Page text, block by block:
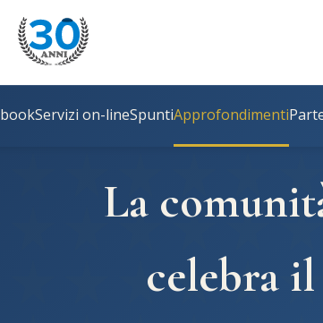
Servizi on-lineSpuntiApprofondimenti
La
celebra il